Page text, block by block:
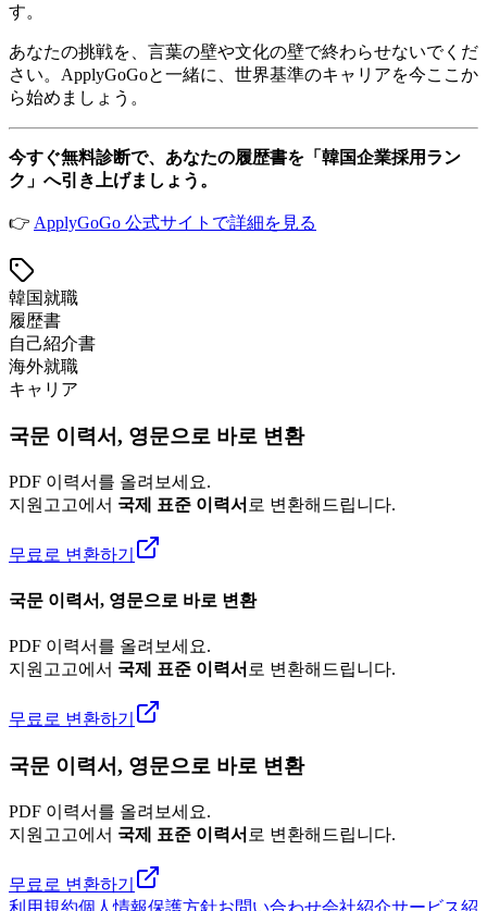
す。
あなたの挑戦を、言葉の壁や文化の壁で終わらせないでくだ
さい。ApplyGoGoと一緒に、世界基準のキャリアを今ここか
ら始めましょう。
今すぐ無料診断で、あなたの履歴書を「韓国企業採用ラン
ク」へ引き上げましょう。
👉 ApplyGoGo 公式サイトで詳細を見る
韓国就職
履歴書
自己紹介書
海外就職
キャリア
국문 이력서, 영문으로 바로 변환
PDF 이력서를 올려보세요.
지원고고에서 국제 표준 이력서 로 변환해드립니다.
무료로 변환하기
국문 이력서, 영문으로 바로 변환
PDF 이력서를 올려보세요.
지원고고에서 국제 표준 이력서 로 변환해드립니다.
무료로 변환하기
국문 이력서, 영문으로 바로 변환
PDF 이력서를 올려보세요.
지원고고에서 국제 표준 이력서 로 변환해드립니다.
무료로 변환하기
利用規約個人情報保護方針お問い合わせ会社紹介サービス紹